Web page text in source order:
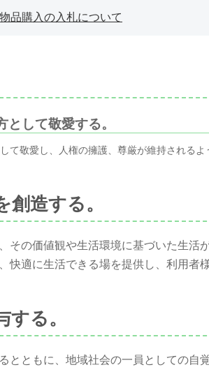
品購入の入札について
して敬愛する。
て敬愛し、人権の擁護、尊厳が維持されるよ
創造する。
その価値観や生活環境に基づいた生活
快適に生活できる場を提供し、利用者
る。
とともに、地域社会の一員としての